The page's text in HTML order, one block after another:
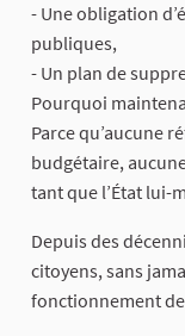
- Une obligation
publiques,
- Un plan de
Pourquoi
Parce qu’aucune
budgétaire,
tant que l’État lui-
Depuis des
citoyens, sans
fonctionnement